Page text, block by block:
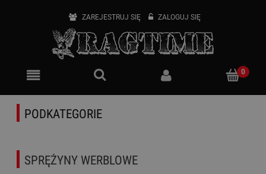
ZAREJESTRUJ SIĘ ZALOGUJ SIĘ
PODKATEGORIE
SPRĘŻYNY WERBLOWE